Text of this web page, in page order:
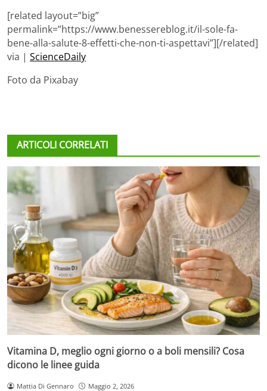
[related layout=”big”
permalink=”https://www.benessereblog.it/il-sole-fa-
bene-alla-salute-8-effetti-che-non-ti-aspettavi”][/related]
via | ScienceDaily
Foto da Pixabay
ARTICOLI CORRELATI
Vitamina D, meglio ogni giorno o a boli mensili? Cosa
dicono le linee guida
Mattia Di Gennaro Maggio 2, 2026